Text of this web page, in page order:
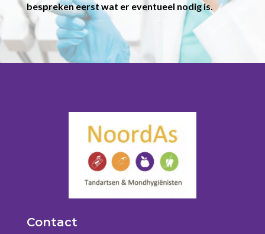
bespreken eerst wat er eventueel nodig is.
Contact